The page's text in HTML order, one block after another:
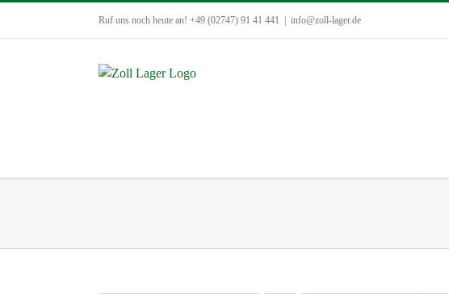
Ruf uns noch heute an! +49 (02747) 91 41 441 info@zoll-lager.de